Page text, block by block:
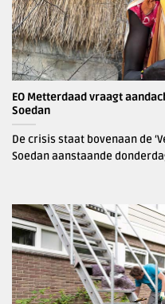
EO Metterdaad vraagt
Soedan
De crisis staat bovenaan de
Soedan aanstaande